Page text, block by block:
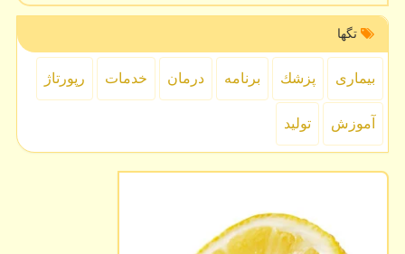
تگها
بیماری پزشك برنامه درمان خدمات رپورتاژ
آموزش تولید